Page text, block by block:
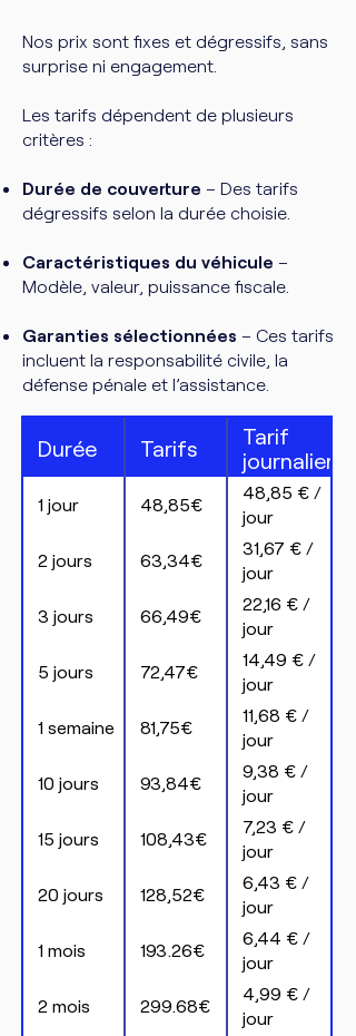
Nos prix sont fixes et dégressifs, sans
surprise ni engagement.
Les tarifs dépendent de plusieurs
critères :
Durée de couverture – Des tarifs
dégressifs selon la durée choisie.
Caractéristiques du véhicule –
Modèle, valeur, puissance fiscale.
Garanties sélectionnées – Ces tarifs
incluent la responsabilité civile, la
défense pénale et l’assistance.
Durée Tarifs
Tarif
journalier
1 jour 48,85€
48,85 € /
jour
2 jours 63,34€
31,67 € /
jour
3 jours 66,49€
22,16 € /
jour
5 jours 72,47€
14,49 € /
jour
1 semaine 81,75€
11,68 € /
jour
10 jours 93,84€
9,38 € /
jour
15 jours 108,43€
7,23 € /
jour
20 jours 128,52€
6,43 € /
jour
1 mois 193.26€
6,44 € /
jour
2 mois 299.68€
4,99 € /
jour